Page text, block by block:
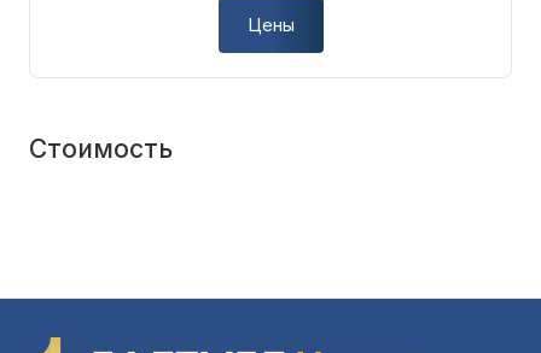
Цены
Стоимость